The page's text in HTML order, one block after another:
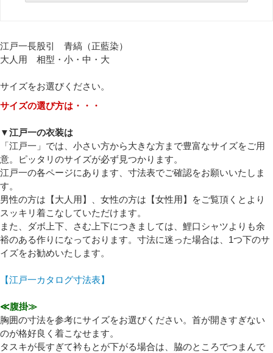
Eメール
プライバシーポリシーをご確認ください。
江戸一長股引 青縞（正藍染）
大人用 相型・小・中・大
サイズをお選びください。
サイズの選び方は・・・
▼江戸一の衣装は
「江戸一」では、小さい方から大きな方まで豊富なサイズをご用
意。ピッタリのサイズが必ず見つかります。
江戸一の各ページにあります、寸法表でご確認をお願いいたしま
す。
男性の方は【大人用】、女性の方は【女性用】をご覧頂くとより
スッキリ着こなしていただけます。
また、ダボ上下、さむ上下につきましては、鯉口シャツよりも余
裕のある作りになっております。寸法に迷った場合は、1つ下のサ
イズをお勧めいたします。
【江戸一カタログ寸法表】
≪腹掛≫
胸囲の寸法を参考にサイズをお選びください。首が開きすぎない
のが格好良く着こなせます。
タスキが長すぎて衿もとが下がる場合は、脇のところでつまんで